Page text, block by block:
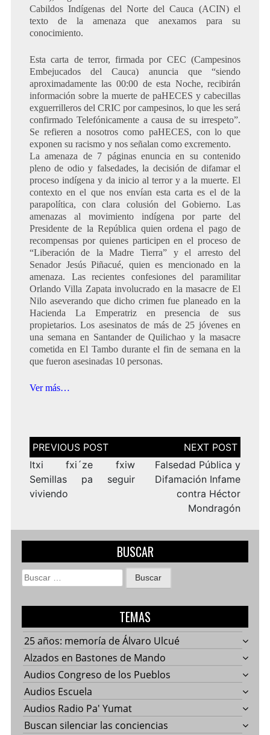
Cabildos Indígenas del Norte del Cauca (ACIN) el
texto de la amenaza que anexamos para su
conocimiento.
Esta carta de terror, firmada por CEC (Campesinos
Embejucados del Cauca) anuncia que “siendo
aproximadamente las 00:00 de esta Noche, recibirán
información sobre la muerte de paHECES y cabecillas
exguerrilleros del CRIC por campesinos, lo que les será
confirmado Telefónicamente a causa de su irrespeto”.
Se refieren a nosotros como paHECES, con lo que
exponen su racismo y nos señalan como excremento.
La amenaza de 7 páginas enuncia en su contenido
pleno de odio y falsedades, la decisión de difamar el
proceso indígena y da inicio al terror y a la muerte. El
contexto en el que nos envían esta carta es el de la
parapolítica, con clara colusión del Gobierno. Las
amenazas al movimiento indígena por parte del
Presidente de la República quien ordena el pago de
recompensas por quienes participen en el proceso de
“Liberación de la Madre Tierra” y el arresto del
Senador Jesús Piñacué, quien es mencionado en la
amenaza. Las recientes confesiones del paramilitar
Orlando Villa Zapata involucrado en la masacre de El
Nilo aseverando que dicho crimen fue planeado en la
Hacienda La Emperatriz en presencia de sus
propietarios. Los asesinatos de más de 25 jóvenes en
una semana en Santander de Quilichao y la masacre
cometida en El Tambo durante el fin de semana en la
que fueron asesinadas 10 personas.
Ver más…
Navegación
de
entradas
Itxi fxi´ze fxiw
Semillas pa seguir
viviendo
Falsedad Pública y
Difamación Infame
contra Héctor
Mondragón
BUSCAR
Buscar:
TEMAS
25 años: memoría de Álvaro Ulcué
Alzados en Bastones de Mando
Audios Congreso de los Pueblos
Audios Escuela
Audios Radio Pa' Yumat
Buscan silenciar las conciencias